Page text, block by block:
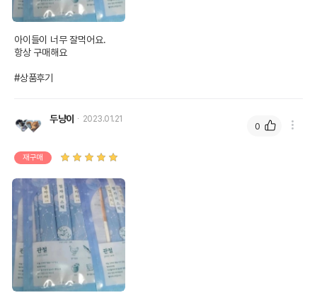
상품 필수 정보
아이들이 너무 잘먹어요.
항상 구매해요
#상품후기
두냥이 2023.01.21
재구매
0